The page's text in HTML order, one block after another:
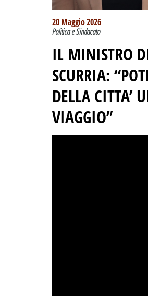
20 Maggio 2026
Politica e Sindacato
IL MINISTRO
SCURRIA:
DELLA CITTA’
VIAGGIO”